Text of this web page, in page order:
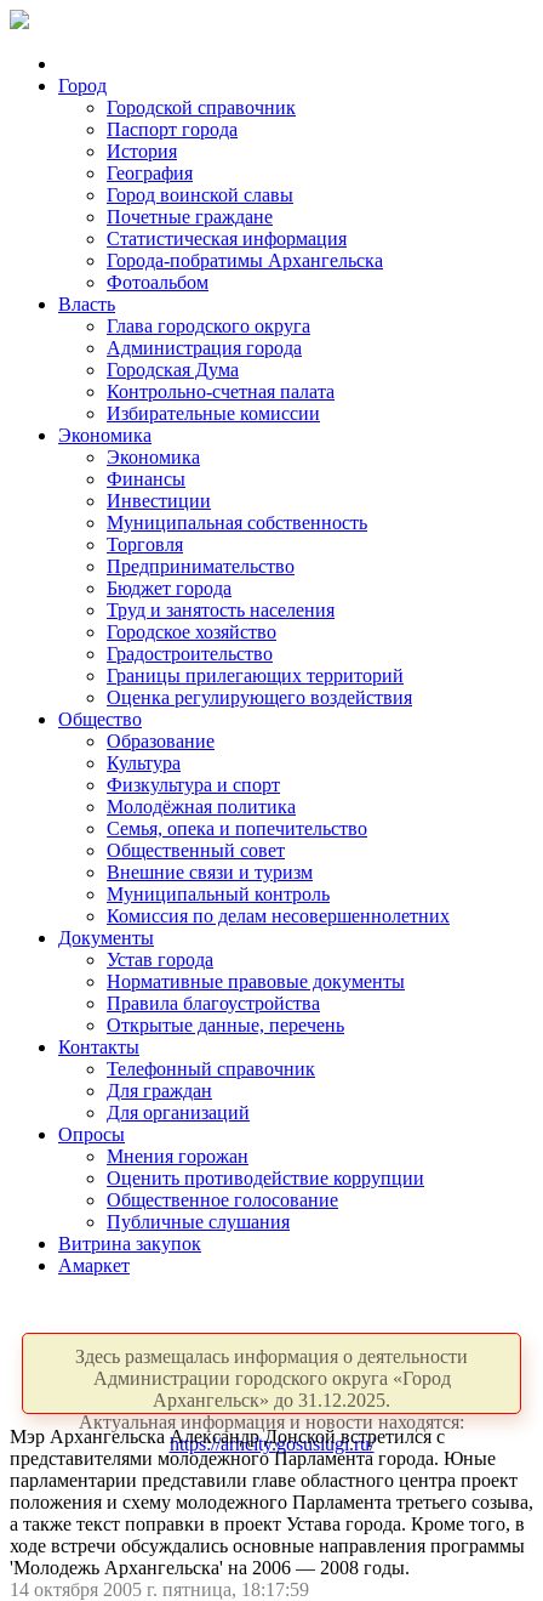
Город
Городской справочник
Паспорт города
История
География
Город воинской славы
Почетные граждане
Статистическая информация
Города-побратимы Архангельска
Фотоальбом
Власть
Глава городского округа
Администрация города
Городская Дума
Контрольно-счетная палата
Избирательные комиссии
Экономика
Экономика
Финансы
Инвестиции
Муниципальная собственность
Торговля
Предпринимательство
Бюджет города
Труд и занятость населения
Городское хозяйство
Градостроительство
Границы прилегающих территорий
Оценка регулирующего воздействия
Общество
Образование
Культура
Физкультура и спорт
Молодёжная политика
Семья, опека и попечительство
Общественный совет
Внешние связи и туризм
Муниципальный контроль
Комиссия по делам несовершеннолетних
Документы
Устав города
Нормативные правовые документы
Правила благоустройства
Открытые данные, перечень
Контакты
Телефонный справочник
Для граждан
Для организаций
Опросы
Мнения горожан
Оценить противодействие коррупции
Общественное голосование
Публичные слушания
Витрина закупок
Амаркет
Здесь размещалась информация о деятельности
Администрации городского округа «Город
Архангельск» до 31.12.2025.
Актуальная информация и новости находятся:
https://arhcity.gosuslugi.ru/
Мэр Архангельска Александр Донской встретился с
представителями молодежного Парламента города. Юные
парламентарии представили главе областного центра проект
положения и схему молодежного Парламента третьего созыва,
а также текст поправки в проект Устава города. Кроме того, в
ходе встречи обсуждались основные направления программы
'Молодежь Архангельска' на 2006 — 2008 годы.
14 октября 2005 г. пятница, 18:17:59